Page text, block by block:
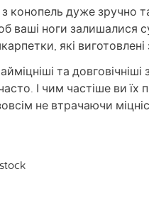
конопель дуже зручно
ваші ноги залишалися
які
та
І чим частіше ви
не втрачаючи